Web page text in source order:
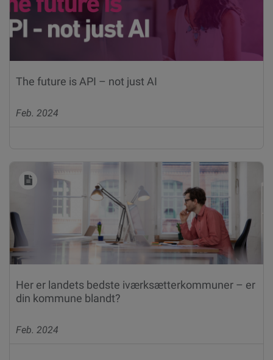
The future is API – not just AI
Feb. 2024
Her er landets bedste iværksætterkommuner – er
din kommune blandt?
Feb. 2024